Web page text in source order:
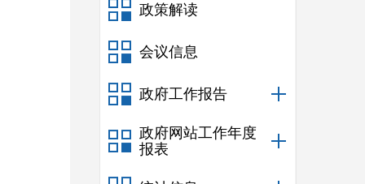
政策解读
会议信息
政府工作报告
政府网站工作年度
报表